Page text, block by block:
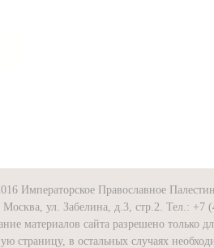
Императорское Православное
Москва, ул. Забелина, д.3, стр.2. Тел.:
материалов сайта разрешено только
страницу, в остальных случаях